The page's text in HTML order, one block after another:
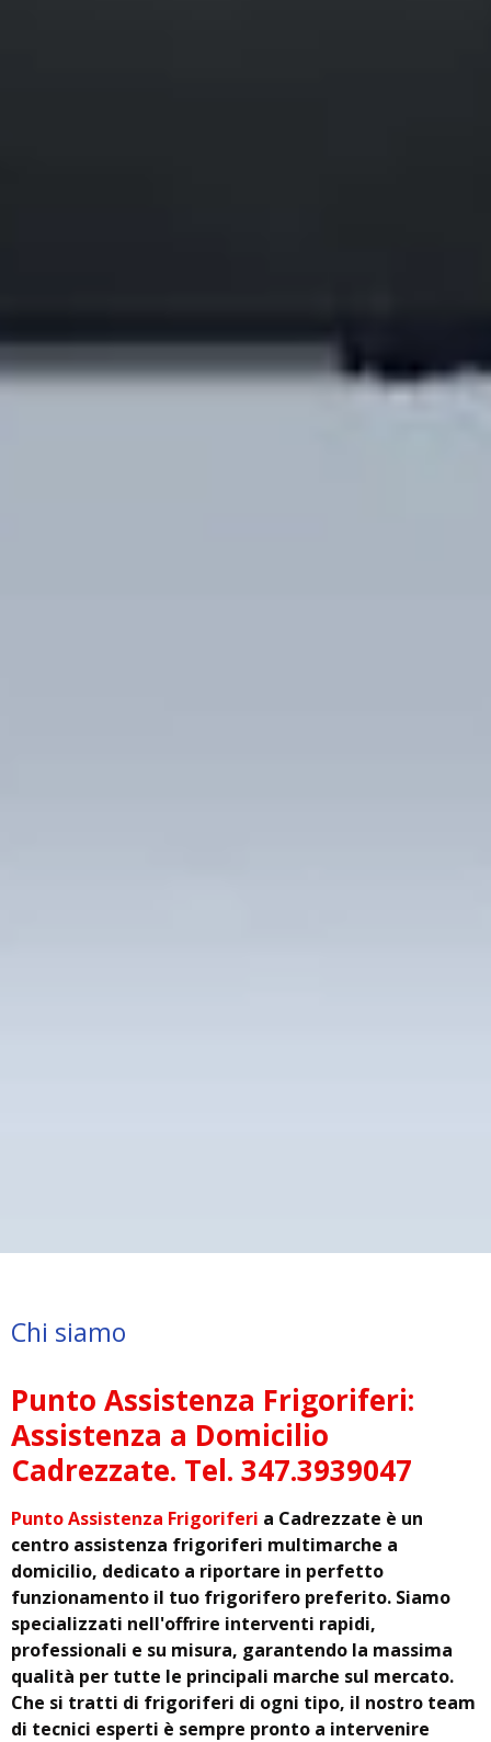
Chi siamo
Punto Assistenza Frigoriferi:
Assistenza a Domicilio
Cadrezzate. Tel. 347.3939047
Punto Assistenza Frigoriferi a Cadrezzate è un
centro assistenza frigoriferi multimarche a
domicilio, dedicato a riportare in perfetto
funzionamento il tuo frigorifero preferito. Siamo
specializzati nell'offrire interventi rapidi,
professionali e su misura, garantendo la massima
qualità per tutte le principali marche sul mercato.
Che si tratti di frigoriferi di ogni tipo, il nostro team
di tecnici esperti è sempre pronto a intervenire